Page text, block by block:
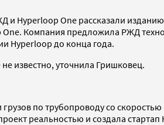
и Hyperloop One рассказали
Компания предложила РЖД
Hyperloop до конца года.
известно, уточнила Гришковец.
по трубопроводу со
реальностью и создала стартап